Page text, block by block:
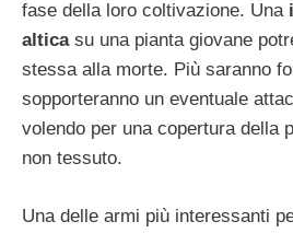
fase della loro coltivazione. Una
alticasu una pianta giovane
stessa alla morte. Più saranno
sopporteranno un eventuale
volendo per una copertura della
non tessuto.
Una delle armi più interessanti